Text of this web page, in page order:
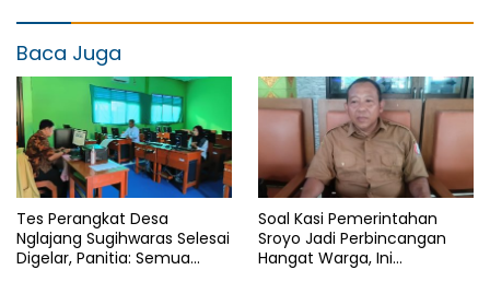
Baca Juga
Tes Perangkat Desa
Nglajang Sugihwaras Selesai
Digelar, Panitia: Semua
Soal Kasi Pemerintahan
Sroyo Jadi Perbincangan
Hangat Warga, Ini